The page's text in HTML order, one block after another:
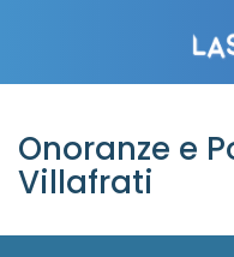
Onoranze e
Villafrati